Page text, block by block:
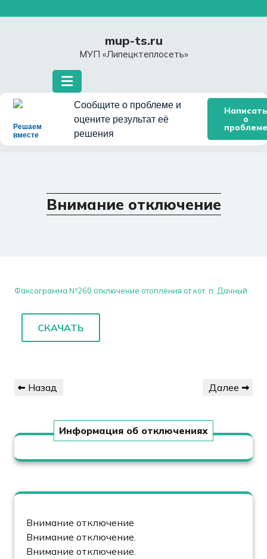
mup-ts.ru
МУП «Липецктеплосеть»
Решаем
вместе
Сообщите о проблеме и
оцените результат её
решения
Написать
о
проблеме
Внимание отключение
Факсограмма №260 отключение отопления от кот. п. Дачный
СКАЧАТЬ
по
Предыдущая
Назад
Следующая
Далее
Информация об отключениях
Внимание отключение
Внимание отключение.
Внимание отключение.